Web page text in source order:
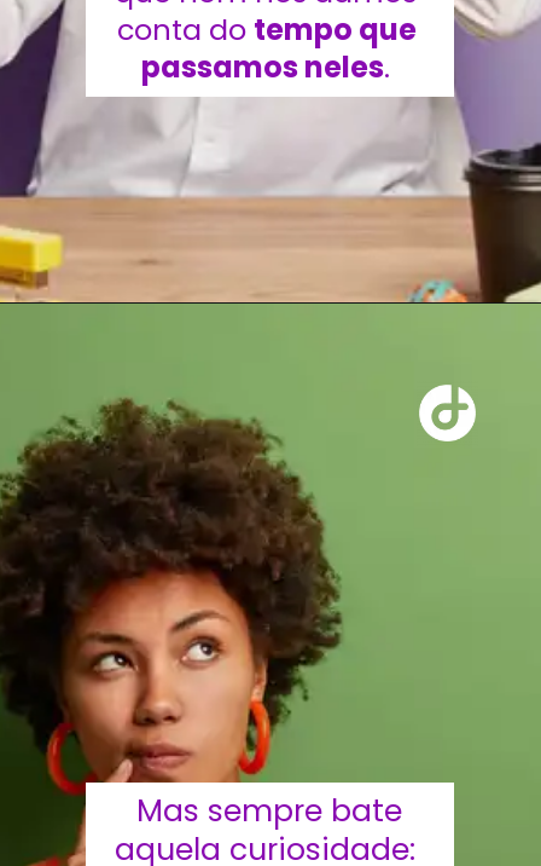
conta do tempo que
passamos neles.
Mas sempre bate